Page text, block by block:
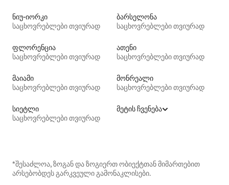
ნიუ-იორკი
საცხოვრებლები თვიურად
ბარსელონა
საცხოვრებლები თვიურად
ფლორენცია
საცხოვრებლები თვიურად
ათენი
საცხოვრებლები თვიურად
მაიამი
საცხოვრებლები თვიურად
მონრეალი
საცხოვრებლები თვიურად
სიეტლი
საცხოვრებლები თვიურად
მეტის ჩვენება
*შესაძლოა, ზოგან და ზოგიერთ ობიექტთან მიმართებით
არსებობდეს გარკვეული გამონაკლისები.